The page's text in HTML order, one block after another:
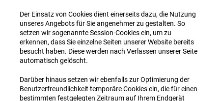
Der Einsatz von Cookies dient einerseits dazu, die Nutzung
unseres Angebots für Sie angenehmer zu gestalten. So
setzen wir sogenannte Session-Cookies ein, um zu
erkennen, dass Sie einzelne Seiten unserer Website bereits
besucht haben. Diese werden nach Verlassen unserer Seite
automatisch gelöscht.
Darüber hinaus setzen wir ebenfalls zur Optimierung der
Benutzerfreundlichkeit temporäre Cookies ein, die für einen
bestimmten festgelegten Zeitraum auf Ihrem Endgerät